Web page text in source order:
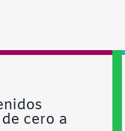
cero a